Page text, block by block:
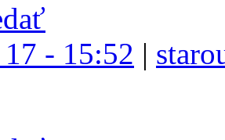
- 15:52 |